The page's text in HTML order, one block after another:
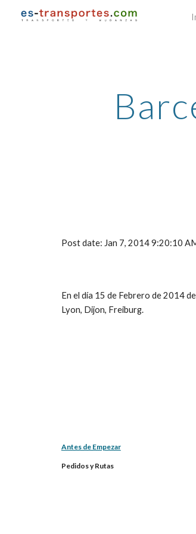
Post date: Jan 7, 2014 9:20:10
En el día 15 de Febrero de 2014
Lyon, Dijon, Freiburg.
Antes de Empezar
Pedidos y Rutas